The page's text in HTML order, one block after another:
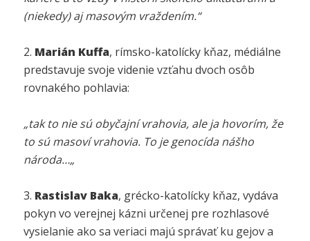
(niekedy) aj masovým vraždením.“
2. Marián Kuffa, rímsko-katolícky kňaz, médiálne
predstavuje svoje videnie vzťahu dvoch osôb
rovnakého pohlavia:
„tak to nie sú obyčajní vrahovia, ale ja hovorím, že
to sú masoví vrahovia. To je genocída nášho
národa…„
3. Rastislav Baka, grécko-katolícky kňaz, vydáva
pokyn vo verejnej kázni určenej pre rozhlasové
vysielanie ako sa veriaci majú správať ku gejov a